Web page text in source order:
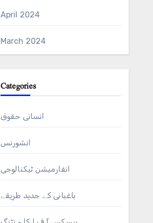
April 2024
March 2024
Categories
انسانی حقوق
انشورنس
انفارمیشن ٹیکنالوجی
باغبانی کے جدید طریقے